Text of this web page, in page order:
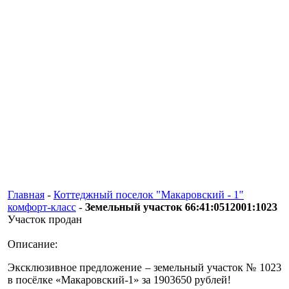
Главная - Коттеджный поселок "Макаровский - 1"
комфорт-класс - Земельный участок 66:41:0512001:1023
Участок продан
Описание:
Эксклюзивное предложение – земельный участок № 1023
в посёлке «Макаровский-1» за 1903650 рублей!